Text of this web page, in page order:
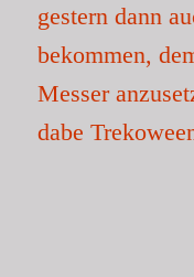
gestern dann
bekommen,
Messer
dabe